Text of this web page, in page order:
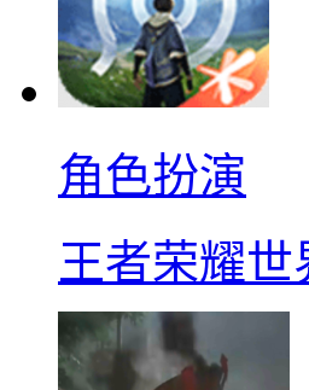
角色扮演
王者荣耀世